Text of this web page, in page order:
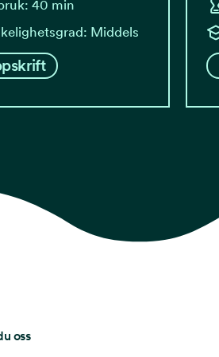
40 min
Middels
oss